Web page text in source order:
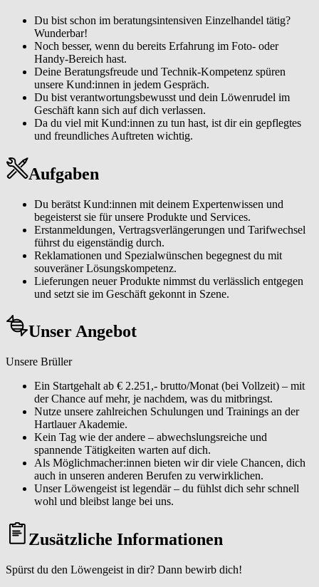
Du bist schon im beratungsintensiven Einzelhandel tätig?
Wunderbar!
Noch besser, wenn du bereits Erfahrung im Foto- oder
Handy-Bereich hast.
Deine Beratungsfreude und Technik-Kompetenz spüren
unsere Kund:innen in jedem Gespräch.
Du bist verantwortungsbewusst und dein Löwenrudel im
Geschäft kann sich auf dich verlassen.
Da du viel mit Kund:innen zu tun hast, ist dir ein gepflegtes
und freundliches Auftreten wichtig.
Aufgaben
Du berätst Kund:innen mit deinem Expertenwissen und
begeisterst sie für unsere Produkte und Services.
Erstanmeldungen, Vertragsverlängerungen und Tarifwechsel
führst du eigenständig durch.
Reklamationen und Spezialwünschen begegnest du mit
souveräner Lösungskompetenz.
Lieferungen neuer Produkte nimmst du verlässlich entgegen
und setzt sie im Geschäft gekonnt in Szene.
Unser Angebot
Unsere Brüller
Ein Startgehalt ab € 2.251,- brutto/Monat (bei Vollzeit) – mit
der Chance auf mehr, je nachdem, was du mitbringst.
Nutze unsere zahlreichen Schulungen und Trainings an der
Hartlauer Akademie.
Kein Tag wie der andere – abwechslungsreiche und
spannende Tätigkeiten warten auf dich.
Als Möglichmacher:innen bieten wir dir viele Chancen, dich
auch in unseren anderen Berufen zu verwirklichen.
Unser Löwengeist ist legendär – du fühlst dich sehr schnell
wohl und bleibst lange bei uns.
Zusätzliche Informationen
Spürst du den Löwengeist in dir? Dann bewirb dich!